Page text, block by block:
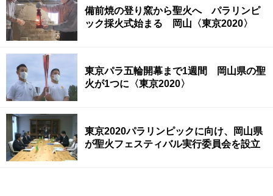
備前焼の登り窯から聖火へ パラリンピ
ック採火式始まる 岡山〈東京2020〉
東京パラ五輪開幕まで1週間 岡山県の聖
火が1つに〈東京2020〉
東京2020パラリンピックに向け、岡山県
が聖火フェスティバル実行委員会を設立